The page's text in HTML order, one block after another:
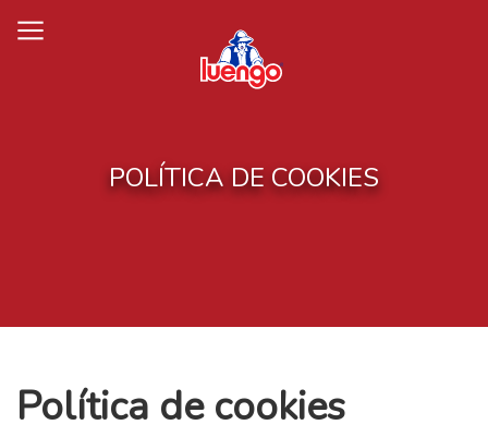
POLÍTICA DE COOKIES
Política de cookies